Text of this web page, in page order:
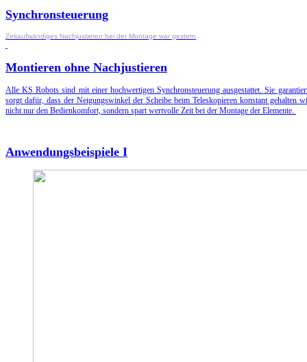
Synchronsteuerung
Zeitaufwändiges Nachjustieren bei der Montage war gestern
Montieren ohne Nachjustieren
Alle KS Robots sind mit einer hochwertigen Synchronsteuerung ausgestattet. Sie
sorgt dafür, dass der Neigungswinkel der Scheibe beim Teleskopieren konstant gehalten
nicht nur den Bedienkomfort, sondern spart wertvolle Zeit bei der Montage der Elemente.
Anwendungsbeispiele I